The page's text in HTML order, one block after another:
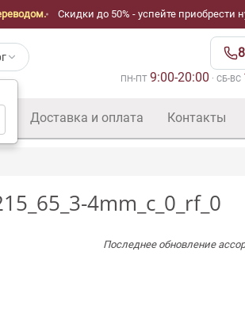
Скидки до 50% - успейте приобрести
ПН-ПТ 9:00-20:00 · СБ-ВС
Доставка и оплата Контакты
4mm_c_0_rf_0
Последнее обновление